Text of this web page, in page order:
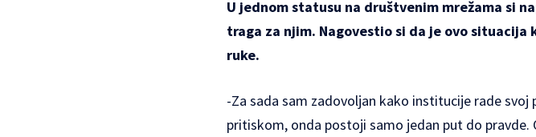
U jednom statusu na društvenim mrežama si
traga za njim. Nagovestio si da je ovo situacija
ruke.
-Za sada sam zadovoljan kako institucije rade
pritiskom, onda postoji samo jedan put do